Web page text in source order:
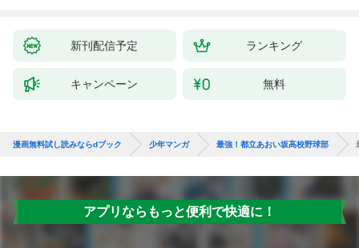
新刊配信予定 ランキング
キャンペーン 無料
漫画無料試し読みならdブック 少年マンガ 最強！都立あおい坂高校野球部
アプリならもっと便利で快適に！